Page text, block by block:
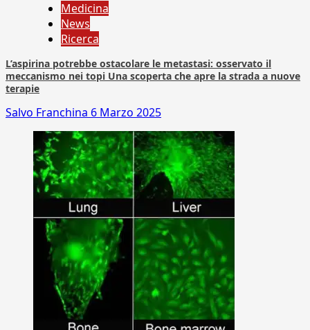
Medicina
News
Ricerca
L’aspirina potrebbe ostacolare le metastasi: osservato il
meccanismo nei topi Una scoperta che apre la strada a nuove
terapie
Salvo Franchina 6 Marzo 2025